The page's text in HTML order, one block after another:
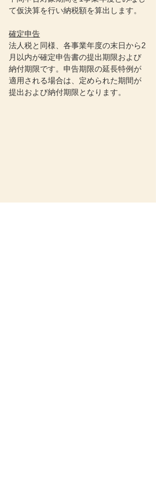
て仮決算を行い納税額を算出します。
確定申告
法人税と同様、各事業年度の末日から2
月以内が確定申告書の提出期限および
納付期限です。申告期限の延長特例が
適用される場合は、定められた期間が
提出および納付期限となります。